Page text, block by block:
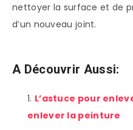
nettoyer la surface et de
d’un nouveau joint.
A Découvrir Aussi:
L’astuce pour
enlever la peinture